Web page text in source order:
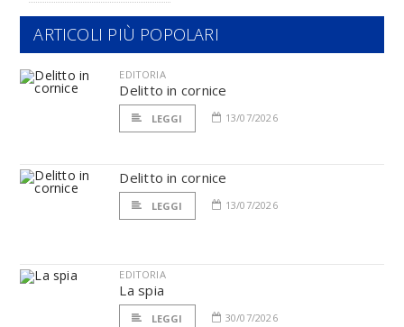
ARTICOLI PIÙ POPOLARI
EDITORIA
Delitto in cornice
LEGGI 13/07/2026
Delitto in cornice
LEGGI 13/07/2026
EDITORIA
La spia
LEGGI 30/07/2026